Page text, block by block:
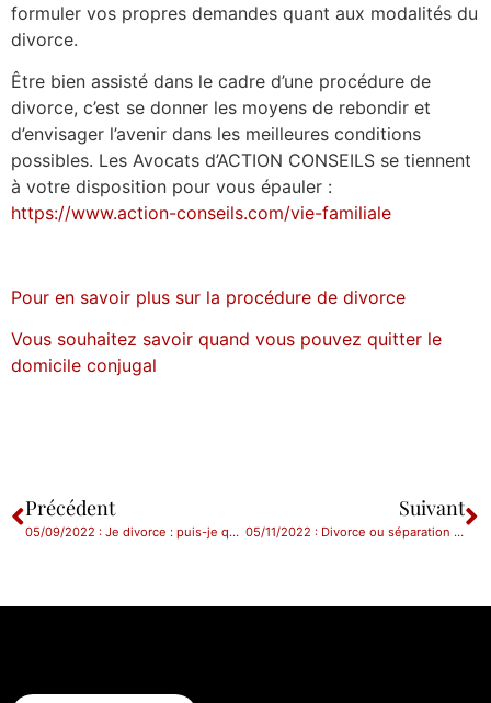
formuler vos propres demandes quant aux modalités du
divorce.
Être bien assisté dans le cadre d’une procédure de
divorce, c’est se donner les moyens de rebondir et
d’envisager l’avenir dans les meilleures conditions
possibles. Les Avocats d’ACTION CONSEILS se tiennent
à votre disposition pour vous épauler :
https://www.action-conseils.com/vie-familiale
Pour en savoir plus sur la procédure de divorce
Vous souhaitez savoir quand vous pouvez quitter le
domicile conjugal
Précédent
05/09/2022 : Je divorce : puis-je quitter le domicile conjugal ?
Suivant
05/11/2022 : Divorce ou séparation : puis-je demander une pension alimentaire ?